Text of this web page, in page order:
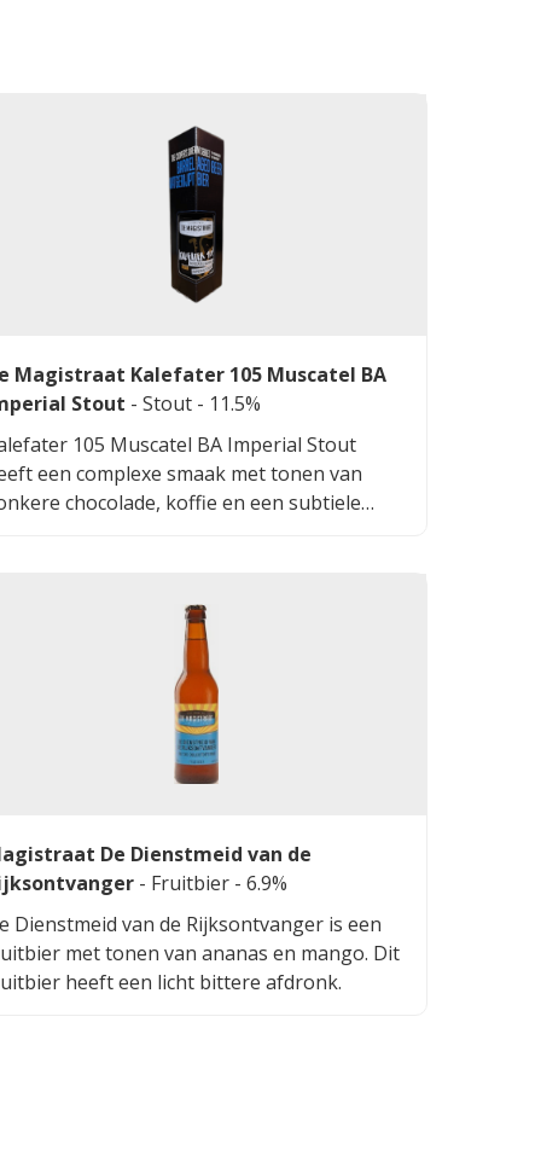
Magistraat Kalefater 105 Muscatel BA
Stout - Stout - 11.5%
105 Muscatel BA Imperial Stout
een complexe smaak met tonen van
chocolade, koffie en een subtiele
De Dienstmeid van de
- Fruitbier - 6.9%
Dienstmeid van de Rijksontvanger is een
met tonen van ananas en mango. Dit
heeft een licht bittere afdronk.